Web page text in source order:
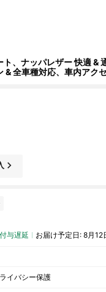
、ナッパレザー 快適 &
& 全車種対応、車内アク
与遅延 お届け予定日: 8月12
イバシー保護